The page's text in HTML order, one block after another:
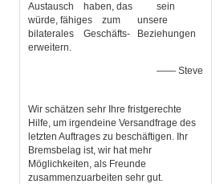
Austausch haben, das sein
würde, fähiges zum unsere
bilaterales Geschäfts- Beziehungen
erweitern.
—— Steve
Wir schätzen sehr Ihre fristgerechte
Hilfe, um irgendeine Versandfrage des
letzten Auftrages zu beschäftigen. Ihr
Bremsbelag ist, wir hat mehr
Möglichkeiten, als Freunde
zusammenzuarbeiten sehr gut.